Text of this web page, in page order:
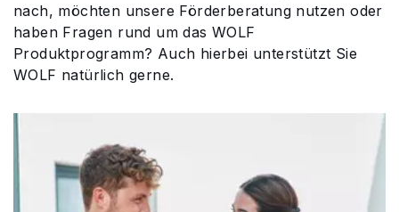
nach, möchten unsere Förderberatung nutzen oder
haben Fragen rund um das WOLF
Produktprogramm? Auch hierbei unterstützt Sie
WOLF natürlich gerne.
Service kontaktieren
Produktberatung
Wichtige Links